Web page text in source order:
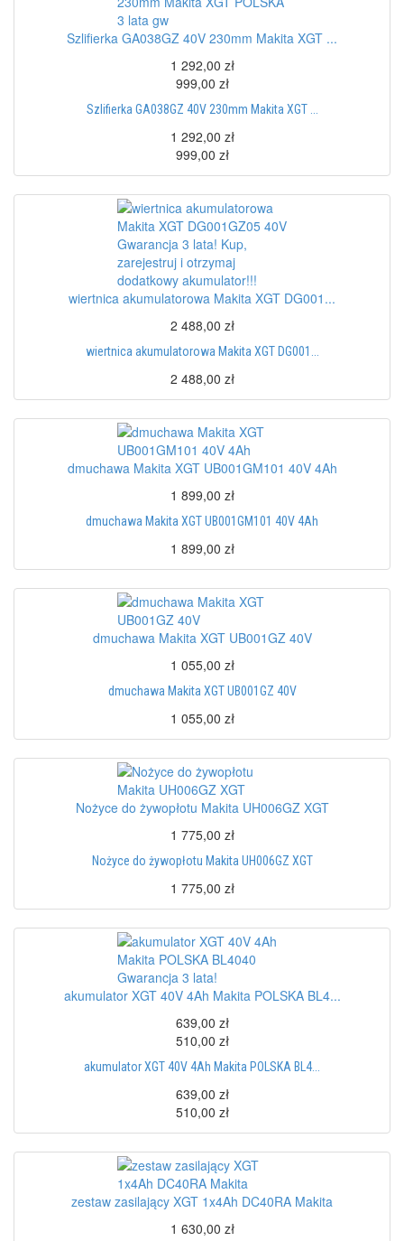
Szlifierka GA038GZ 40V 230mm Makita XGT ...
1 292,00 zł
999,00 zł
Szlifierka GA038GZ 40V 230mm Makita XGT ...
1 292,00 zł
999,00 zł
wiertnica akumulatorowa Makita XGT DG001...
2 488,00 zł
wiertnica akumulatorowa Makita XGT DG001...
2 488,00 zł
dmuchawa Makita XGT UB001GM101 40V 4Ah
1 899,00 zł
dmuchawa Makita XGT UB001GM101 40V 4Ah
1 899,00 zł
dmuchawa Makita XGT UB001GZ 40V
1 055,00 zł
dmuchawa Makita XGT UB001GZ 40V
1 055,00 zł
Nożyce do żywopłotu Makita UH006GZ XGT
1 775,00 zł
Nożyce do żywopłotu Makita UH006GZ XGT
1 775,00 zł
akumulator XGT 40V 4Ah Makita POLSKA BL4...
639,00 zł
510,00 zł
akumulator XGT 40V 4Ah Makita POLSKA BL4...
639,00 zł
510,00 zł
zestaw zasilający XGT 1x4Ah DC40RA Makita
1 630,00 zł